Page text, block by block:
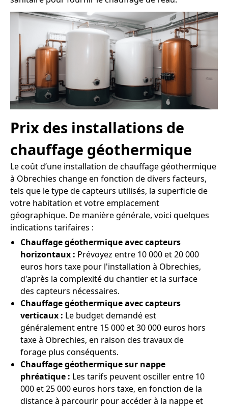
Prix des installations de
chauffage géothermique
Le coût d’une installation de chauffage géothermique
à Obrechies change en fonction de divers facteurs,
tels que le type de capteurs utilisés, la superficie de
votre habitation et votre emplacement
géographique. De manière générale, voici quelques
indications tarifaires :
Chauffage géothermique avec capteurs
horizontaux : Prévoyez entre 10 000 et 20 000
euros hors taxe pour l'installation à Obrechies,
d'après la complexité du chantier et la surface
des capteurs nécessaires.
Chauffage géothermique avec capteurs
verticaux : Le budget demandé est
généralement entre 15 000 et 30 000 euros hors
taxe à Obrechies, en raison des travaux de
forage plus conséquents.
Chauffage géothermique sur nappe
phréatique : Les tarifs peuvent osciller entre 10
000 et 25 000 euros hors taxe, en fonction de la
distance à parcourir pour accéder à la nappe et